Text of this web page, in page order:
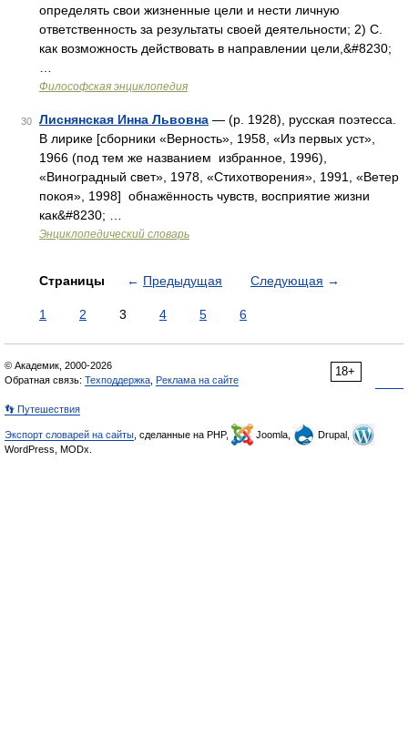
определять свои жизненные цели и нести личную
ответственность за результаты своей деятельности; 2) С.
как возможность действовать в направлении цели,&#8230;
Философская энциклопедия
30 Лиснянская Инна Львовна — (р. 1928), русская поэтесса.
В лирике [сборники «Верность», 1958, «Из первых уст»,
1966 (под тем же названием избранное, 1996),
«Виноградный свет», 1978, «Стихотворения», 1991, «Ветер
покоя», 1998] обнажённость чувств, восприятие жизни
как&#8230; …
Энциклопедический словарь
Страницы ← Предыдущая Следующая →
1 2 3 4 5 6
18+
© Академик, 2000-2026
Обратная связь: Техподдержка Реклама на сайте
👣 Путешествия
Экспорт словарей на сайты , сделанные на PHP, Joomla,
Drupal,
WordPress, MODx.